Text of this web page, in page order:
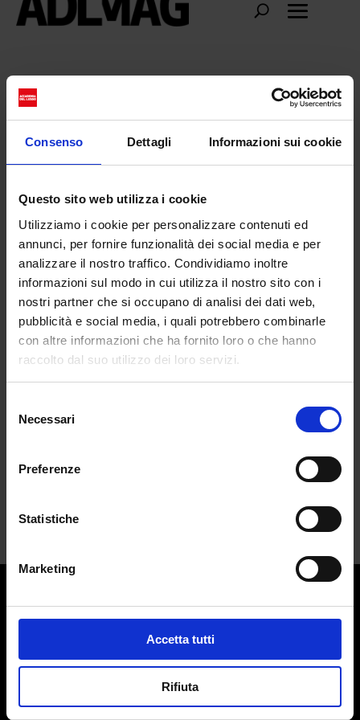
Consenso Dettagli Informazioni sui cookie
Questo sito web utilizza i cookie
Utilizziamo i cookie per personalizzare contenuti ed
annunci, per fornire funzionalità dei social media e per
analizzare il nostro traffico. Condividiamo inoltre
informazioni sul modo in cui utilizza il nostro sito con i
nostri partner che si occupano di analisi dei dati web,
pubblicità e social media, i quali potrebbero combinarle
con altre informazioni che ha fornito loro o che hanno
raccolto dal suo utilizzo dei loro servizi.
delNecessari
Preferenze
Statistiche
Marketing
Accetta tutti
Rifiuta
dean e dan caten
Gemelli: siamo ossessionati dal doppio
daEmma Sabatini|Mar 20, 2025|LIFESTYLE
Che siano alti, bassi, magri o biondi, i